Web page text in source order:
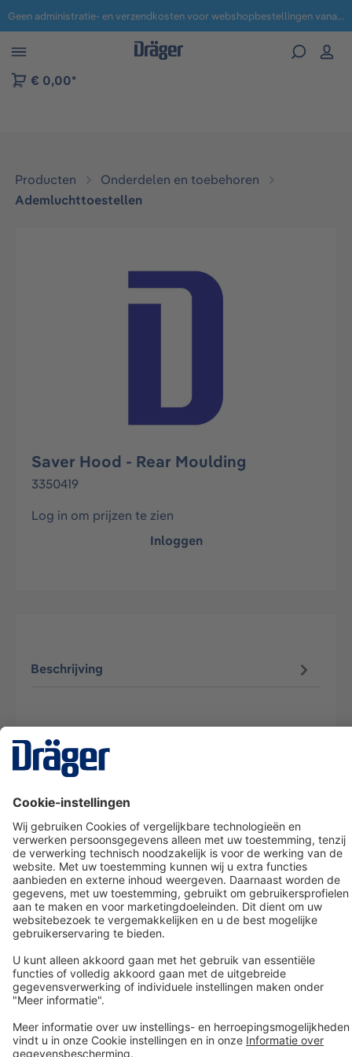
naar navigatie B2B-platform Geen administratie- en verzendkosten voor webshopbestellingen vanaf € 100,-.
€ 0,00*
Producten
Onderdelen en toebehoren
Ademluchttoestellen
Afbeeldingengalerij overslaan
Saver Hood - Rear Moulding
3350419
Log in om prijzen te zien
Inloggen
Beschrijving
Dräger klantenservice
Over Dräger
Bestellen in onze webshop
Community